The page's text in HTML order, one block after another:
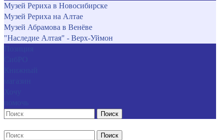
Музей Рериха в Новосибирске
Музей Рериха на Алтае
Музей Абрамова в Венёве
"Наследие Алтая" - Верх-Уймон
Поиск
Поиск